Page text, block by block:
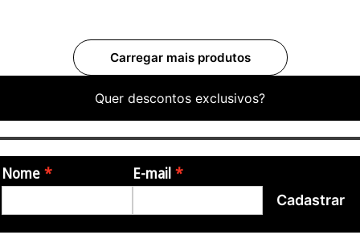
Quer descontos exclusivos?
Nome E-mail
Cadastrar